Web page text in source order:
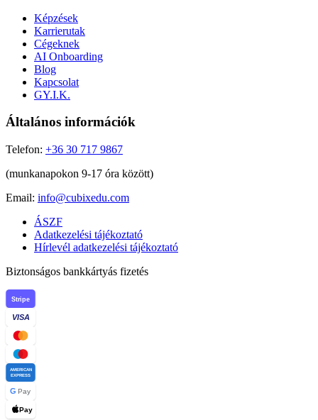
Képzések
Karrierutak
Cégeknek
AI Onboarding
Blog
Kapcsolat
GY.I.K.
Általános információk
Telefon: +36 30 717 9867
(munkanapokon 9-17 óra között)
Email: info@cubixedu.com
ÁSZF
Adatkezelési tájékoztató
Hírlevél adatkezelési tájékoztató
Biztonságos bankkártyás fizetés
Stripe
VISA
AMERICAN
EXPRESS
G Pay
Pay